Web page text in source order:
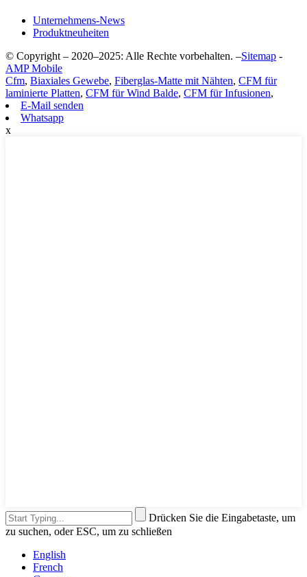
Unternehmens-News
Produktneuheiten
© Copyright – 2020–2025: Alle Rechte vorbehalten. –Sitemap -
AMP Mobile
Cfm, Biaxiales Gewebe, Fiberglas-Matte mit Nähten, CFM für
laminierte Platten, CFM für Wind Balde, CFM für Infusionen,
E-Mail senden
Whatsapp
x
Drücken Sie die Eingabetaste, um
zu suchen, oder ESC, um zu schließen
English
French